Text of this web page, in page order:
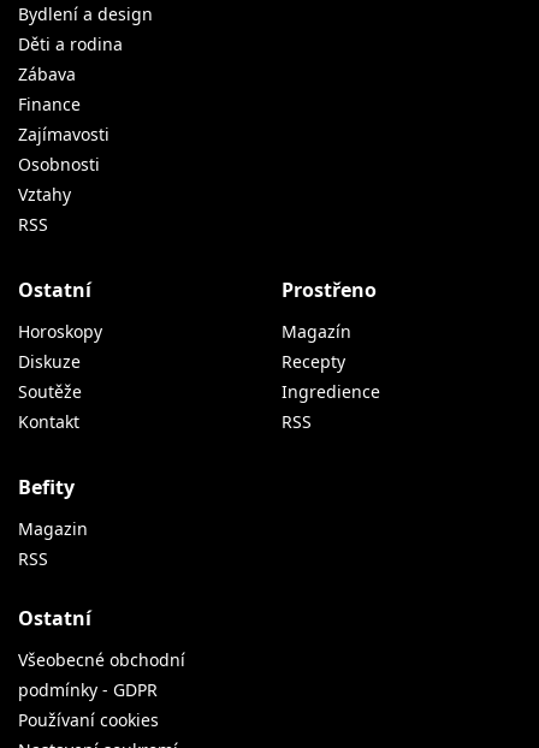
Bydlení a design
Děti a rodina
Zábava
Finance
Zajímavosti
Osobnosti
Vztahy
RSS
Ostatní
Horoskopy
Diskuze
Soutěže
Kontakt
Prostřeno
Magazín
Recepty
Ingredience
RSS
Befity
Magazin
RSS
Ostatní
Všeobecné obchodní
podmínky - GDPR
Používaní cookies